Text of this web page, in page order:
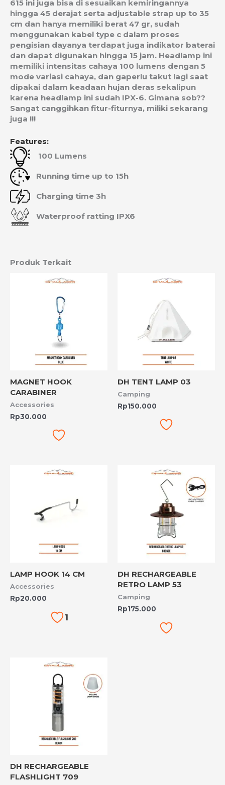
615 ini juga bisa di sesuaikan kemiringannya
hingga 45 derajat serta adjustable strap up to 35
cm dan hanya memiliki berat 47 gr, sudah
menggunakan kabel type c dalam proses
pengisian dayanya terdapat juga indikator baterai
dan dapat digunakan hingga 15 jam. Headlamp ini
memiliki intensitas cahaya 100 lumens dengan 5
mode variasi cahaya, dan gaperlu takut lagi saat
dipakai dalam keadaan hujan deras sekalipun
karena headlamp ini sudah IPX-6. Gimana sob??
Sangat canggihkan fitur-fiturnya, miliki sekarang
juga !!!
Features:
100 Lumens
Running time up to 15h
Charging time 3h
Waterproof ratting IPX6
Produk Terkait
MAGNET HOOK
CARABINER
Accessories
Rp30.000
DH TENT LAMP 03
Camping
Rp150.000
LAMP HOOK 14 CM
Accessories
Rp20.000
1
DH RECHARGEABLE
RETRO LAMP 53
Camping
Rp175.000
DH RECHARGEABLE
FLASHLIGHT 709